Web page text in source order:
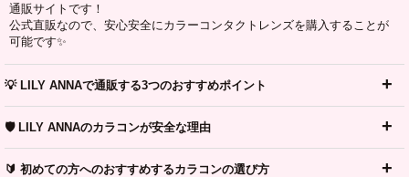
通販サイトです！
公式直販なので、安心安全にカラーコンタクトレンズを購入することが
可能です✨
💡 LILY ANNAで通販する3つのおすすめポイント
🛡️ LILY ANNAのカラコンが安全な理由
🔰 初めての方へのおすすめするカラコンの選び方